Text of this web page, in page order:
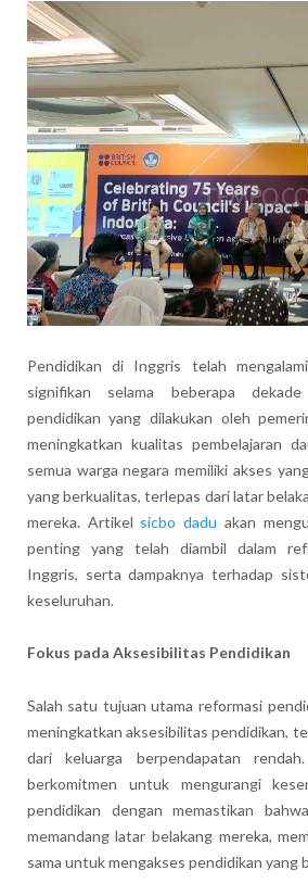
Pendidikan di Inggris telah
signifikan selama beberapa
pendidikan yang dilakukan oleh
meningkatkan kualitas pembelajaran
semua warga negara memiliki akses
yang berkualitas, terlepas dari latar
mereka. Artikel sicbo dadu akan
penting yang telah diambil dalam
Inggris, serta dampaknya terhadap
keseluruhan.
Fokus pada Aksesibilitas Pendidikan
Salah satu tujuan utama reformasi
meningkatkan aksesibilitas pendidikan,
dari keluarga berpendapatan
berkomitmen untuk mengurangi
pendidikan dengan memastikan
memandang latar belakang mereka,
sama untuk mengakses pendidikan yang